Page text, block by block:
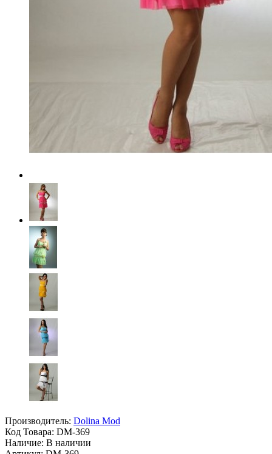
Производитель: Dolina Mod
Код Товара: DM-369
Наличие: В наличии